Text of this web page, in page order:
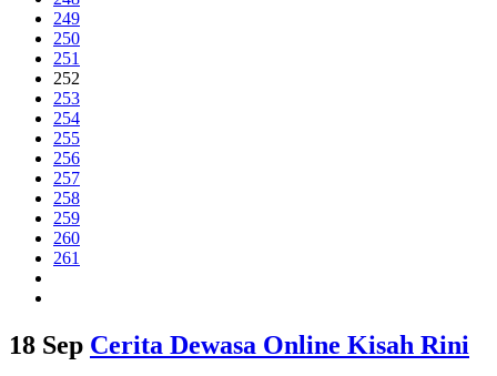
249
250
251
252
253
254
255
256
257
258
259
260
261
18 Sep Cerita Dewasa Online Kisah Rini